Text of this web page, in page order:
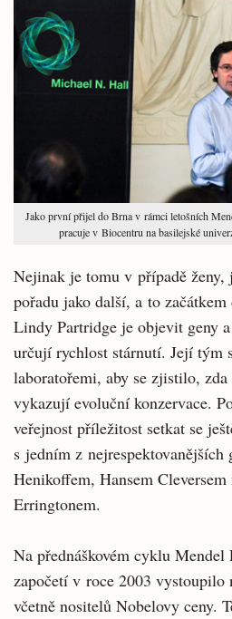
Jako první přijel do Brna v rámci letošních
pracuje v Biocentru na basilejské
Nejinak je tomu v případě ženy,
pořadu jako další, a to
Lindy Partridge je objevit geny
určují rychlost stárnutí. Její tým
laboratořemi, aby se zjistilo,
vykazují evoluční konzervace.
veřejnost příležitost setkat se
s jedním z nejrespektovanějších
Henikoffem, Hansem Cleversem
Erringtonem.
Na přednáškovém cyklu Mendel
započetí v roce 2003 vystoupilo
včetně nositelů Nobelovy ceny.